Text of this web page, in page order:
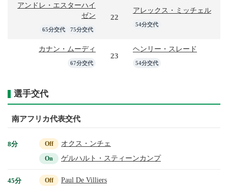
アンドレ・エスターハイ
ゼン
65分交代 75分交代
22
アレックス・ミッチェル
54分交代
カナン・ムーディ
67分交代
23
ヘンリー・スレード
54分交代
選手交代
南アフリカ代表交代
8分 Off オクス・ンチェ
On ゲルハルト・スティーンカンプ
45分 Off Paul De Villiers